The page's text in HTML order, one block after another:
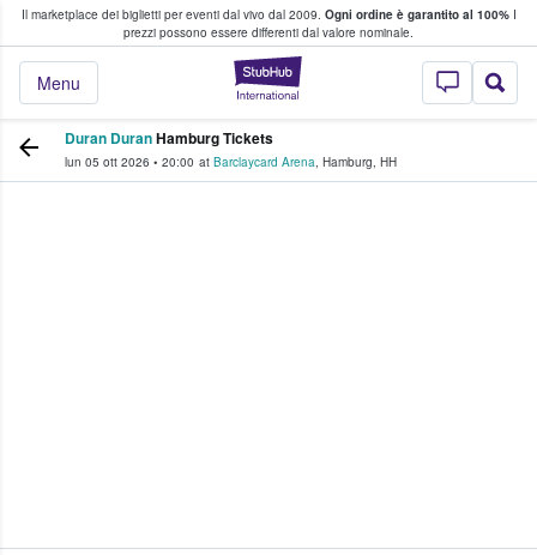
Il marketplace dei biglietti per eventi dal vivo dal 2009. Ogni ordine è garantito al 100%I
prezzi possono essere differenti dal valore nominale.
StubHub - Dove
Menu
fan comprano e vendono biglietti
Duran DuranHamburg Tickets
lun 05 ott 2026 • 20:00 at Barclaycard Arena, Hamburg, HH